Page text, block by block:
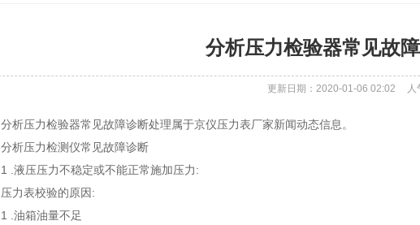
分析压力检验器常见故
更新日期：2020-01-06 02:02 人
分析压力检验器常见故障诊断处理属于京仪压力表厂家新闻动态信息。
分析压力检测仪常见故障诊断
1 .液压压力不稳定或不能正常施加压力:
压力表校验的原因:
1 .油箱油量不足